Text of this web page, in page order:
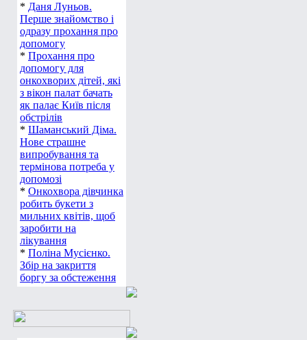
* Даня Луньов.
Перше знайомство і
одразу прохання про
допомогу
* Прохання про
допомогу для
онкохворих дітей, які
з вікон палат бачать
як палає Київ після
обстрілів
* Шаманський Діма.
Нове страшне
випробування та
термінова потреба у
допомозі
* Онкохвора дівчинка
робить букети з
мильних квітів, щоб
заробити на
лікування
* Поліна Мусієнко.
Збір на закриття
боргу за обстеження